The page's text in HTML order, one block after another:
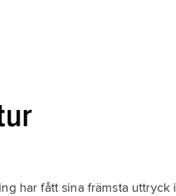
har fått sina främsta uttryck i